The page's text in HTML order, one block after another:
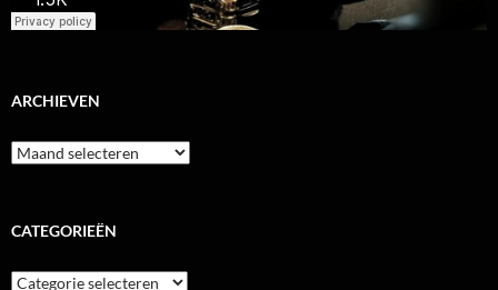
ARCHIEVEN
Archieven
CATEGORIEËN
Categorieën